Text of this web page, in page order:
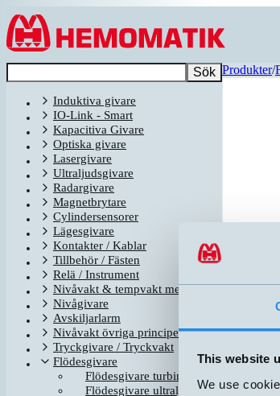
This website
We use
Hoppa till innehållet
Sök
Induktiva givare
IO-Link - Smart
Kapacitiva Givare
Optiska givare
Lasergivare
Ultraljudsgivare
Radargivare
Magnetbrytare
Cylindersensorer
Lägesgivare
Kontakter / Kablar
Tillbehör / Fästen
Relä / Instrument
Nivåvakt & tempvakt med flottör
Nivågivare
Avskiljarlarm
Nivåvakt övriga principer
Tryckgivare / Tryckvakt
Flödesgivare
Flödesgivare turbin
Flödesgivare ultraljud
Produkter/
BO3VE6/
BO4VE16/